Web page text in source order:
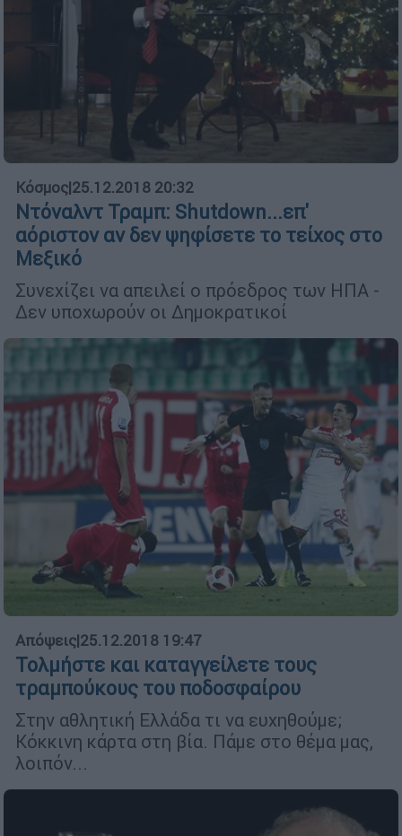
Κόσμος|25.12.2018 20:32
Ντόναλντ Τραμπ: Shutdown...επ'
αόριστον αν δεν ψηφίσετε το τείχος στο
Μεξικό
Συνεχίζει να απειλεί ο πρόεδρος των ΗΠΑ -
Δεν υποχωρούν οι Δημοκρατικοί
Απόψεις|25.12.2018 19:47
Τολμήστε και καταγγείλετε τους
τραμπούκους του ποδοσφαίρου
Στην αθλητική Ελλάδα τι να ευχηθούμε;
Κόκκινη κάρτα στη βία. Πάμε στο θέμα μας,
λοιπόν...